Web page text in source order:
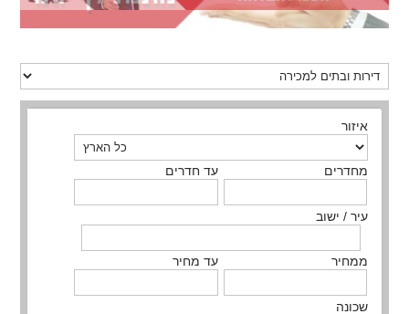
איזור
מחדרים עד חדרים
עיר / ישוב
ממחיר עד מחיר
שכונה